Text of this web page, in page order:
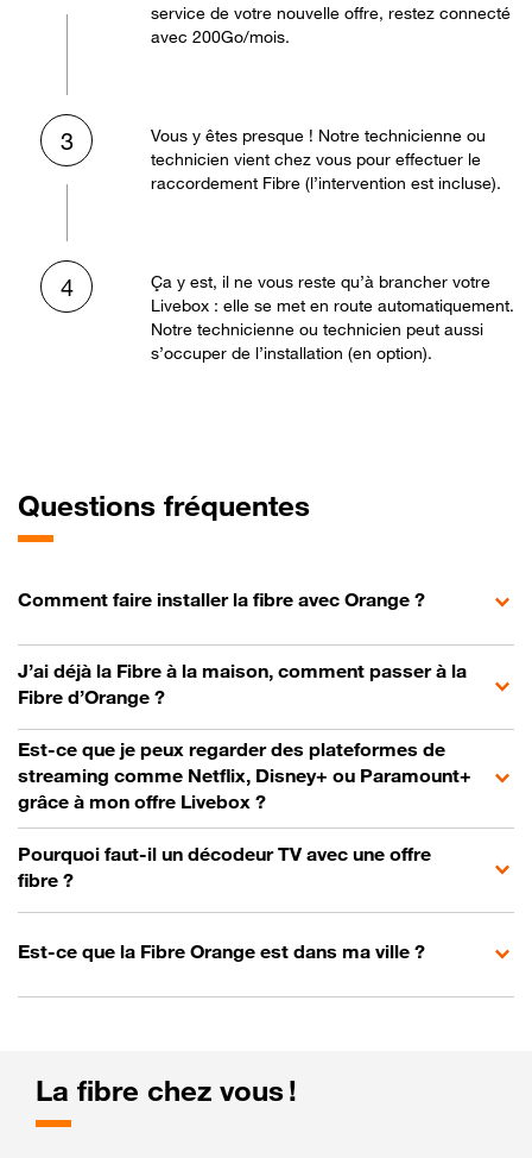
service de votre nouvelle offre, restez connecté
avec 200Go/mois.
3
Vous y êtes presque ! Notre technicienne ou
technicien vient chez vous pour effectuer le
raccordement Fibre (l’intervention est incluse).
4
Ça y est, il ne vous reste qu’à brancher votre
Livebox : elle se met en route automatiquement.
Notre technicienne ou technicien peut aussi
s’occuper de l’installation (en option).
Questions fréquentes
Comment faire installer la fibre avec Orange ?
J’ai déjà la Fibre à la maison, comment passer à la
Fibre d’Orange ?
Est-ce que je peux regarder des plateformes de
streaming comme Netflix, Disney+ ou Paramount+
grâce à mon offre Livebox ?
Pourquoi faut-il un décodeur TV avec une offre
fibre ?
Est-ce que la Fibre Orange est dans ma ville ?
La fibre chez vous !